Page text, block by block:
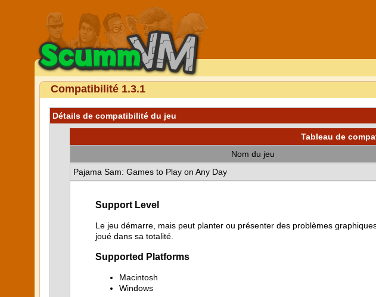
Compatibilité 1.3.1
Détails de compatibilité du jeu
Tableau de
Nom du jeu
Pajama Sam: Games to Play on Any Day
Support Level
Le jeu démarre, mais peut planter ou présenter des problèmes
joué dans sa totalité.
Supported Platforms
Macintosh
Windows